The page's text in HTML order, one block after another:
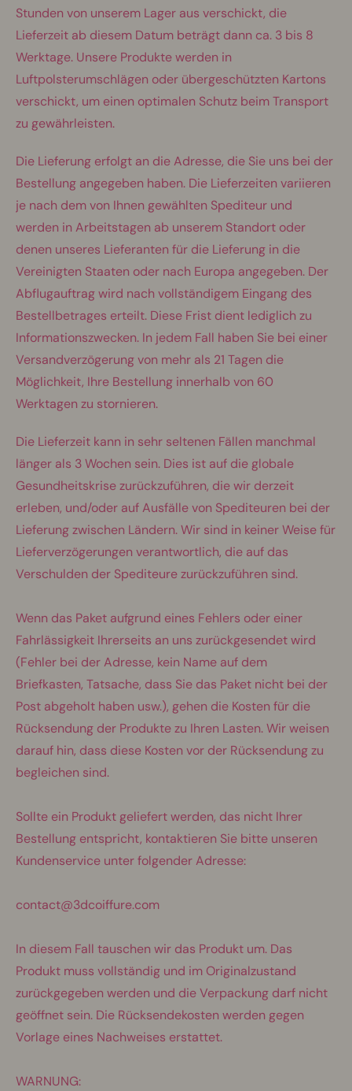
Stunden von unserem Lager aus verschickt, die
Lieferzeit ab diesem Datum beträgt dann ca. 3 bis 8
Werktage. Unsere Produkte werden in
Luftpolsterumschlägen oder übergeschützten Kartons
verschickt, um einen optimalen Schutz beim Transport
zu gewährleisten.
Die Lieferung erfolgt an die Adresse, die Sie uns bei der
Bestellung angegeben haben. Die Lieferzeiten variieren
je nach dem von Ihnen gewählten Spediteur und
werden in Arbeitstagen ab unserem Standort oder
denen unseres Lieferanten für die Lieferung in die
Vereinigten Staaten oder nach Europa angegeben. Der
Abflugauftrag wird nach vollständigem Eingang des
Bestellbetrages erteilt. Diese Frist dient lediglich zu
Informationszwecken. In jedem Fall haben Sie bei einer
Versandverzögerung von mehr als 21 Tagen die
Möglichkeit, Ihre Bestellung innerhalb von 60
Werktagen zu stornieren.
Die Lieferzeit kann in sehr seltenen Fällen manchmal
länger als 3 Wochen sein. Dies ist auf die globale
Gesundheitskrise zurückzuführen, die wir derzeit
erleben, und/oder auf Ausfälle von Spediteuren bei der
Lieferung zwischen Ländern. Wir sind in keiner Weise für
Lieferverzögerungen verantwortlich, die auf das
Verschulden der Spediteure zurückzuführen sind.
Wenn das Paket aufgrund eines Fehlers oder einer
Fahrlässigkeit Ihrerseits an uns zurückgesendet wird
(Fehler bei der Adresse, kein Name auf dem
Briefkasten, Tatsache, dass Sie das Paket nicht bei der
Post abgeholt haben usw.), gehen die Kosten für die
Rücksendung der Produkte zu Ihren Lasten. Wir weisen
darauf hin, dass diese Kosten vor der Rücksendung zu
begleichen sind.
Sollte ein Produkt geliefert werden, das nicht Ihrer
Bestellung entspricht, kontaktieren Sie bitte unseren
Kundenservice unter folgender Adresse:
contact@3dcoiffure.com
In diesem Fall tauschen wir das Produkt um. Das
Produkt muss vollständig und im Originalzustand
zurückgegeben werden und die Verpackung darf nicht
geöffnet sein. Die Rücksendekosten werden gegen
Vorlage eines Nachweises erstattet.
WARNUNG: